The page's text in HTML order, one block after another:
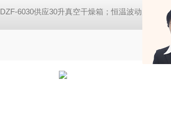
DZF-6030供应30升真空干燥箱；恒温波动度